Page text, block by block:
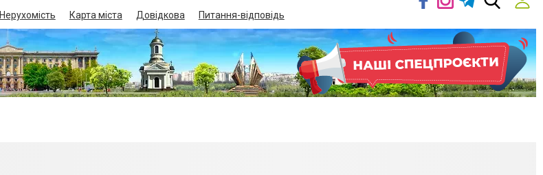
Нерухомість Карта міста Довідкова Питання-відповідь